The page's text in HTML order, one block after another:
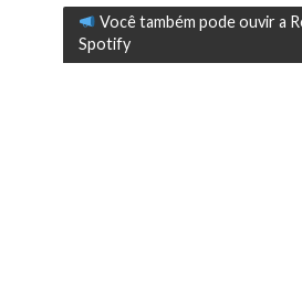
Você também pode ouvir a
Spotify